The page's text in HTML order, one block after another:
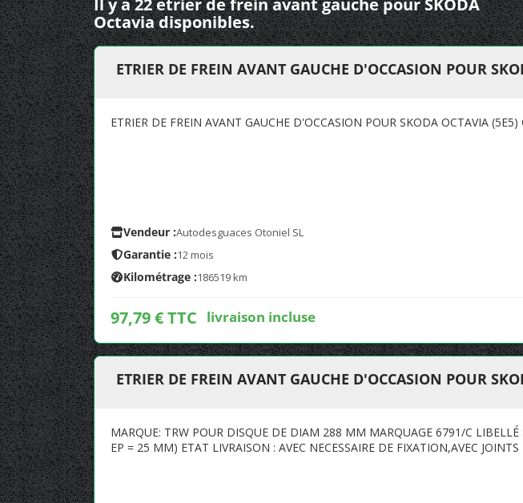
Il y a 22 etrier de frein avant gauche pour SKODA
Octavia disponibles.
ETRIER DE FREIN AVANT GAUCHE D'OCCASION POUR
ETRIER DE FREIN AVANT GAUCHE D'OCCASION POUR SKODA OCTAVIA (5E5)
Vendeur :Autodesguaces Otoniel SL
Garantie :12 mois
Kilométrage :186519 km
97,79 € TTC livraison incluse
ETRIER DE FREIN AVANT GAUCHE D'OCCASION POUR
MARQUE: TRW POUR DISQUE DE DIAM 288 MM MARQUAGE 6791/C
EP = 25 MM) ETAT LIVRAISON : AVEC NECESSAIRE DE FIXATION,AVEC